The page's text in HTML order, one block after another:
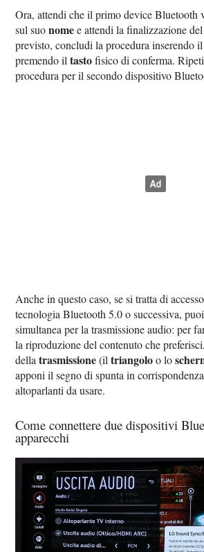
Ora, attendi che il primo device Bluetooth
sul suonomee attendi la finalizzazione
previsto, concludi la procedura inserendo
premendo iltastofisico di conferma.
procedura per il secondo dispositivo
Anche in questo caso, se si tratta di
tecnologia Bluetooth 5.0 o successiva,
simultanea per la trasmissione audio: per
la riproduzione del contenuto che
dellatrasmissione(iltriangoloo lo
apponi il segno di spunta in
altoparlanti da usare.
Come connettere due dispositivi
apparecchi